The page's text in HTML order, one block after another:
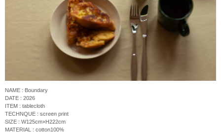
NAME : Boundary
DATE : 2026
ITEM : tablecloth
TECHNQUE : screen print
SIZE : W125cm×H222cm
MATERIAL : cotton100%